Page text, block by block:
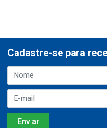
Cadastre-se para